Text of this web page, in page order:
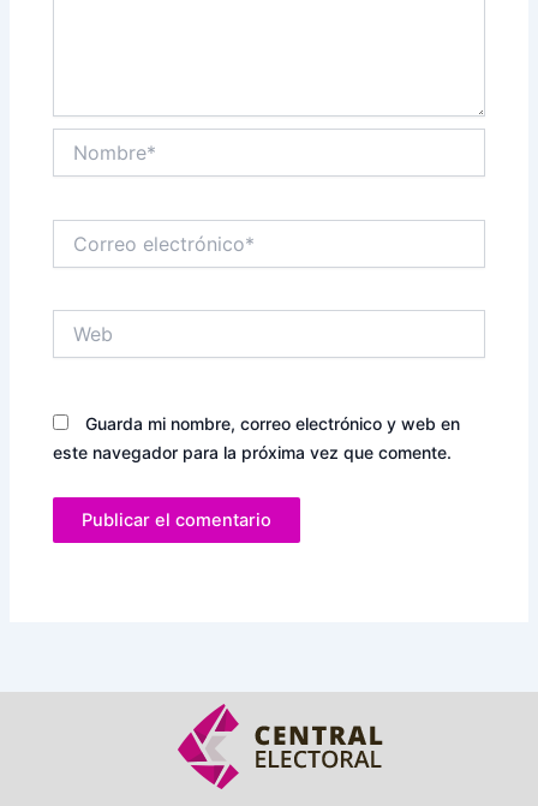
electrónico*
Guarda mi nombre, correo electrónico y web en
este navegador para la próxima vez que comente.